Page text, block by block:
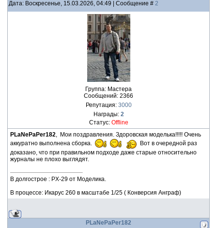
Дата: Воскресенье, 15.03.2026, 04:49 | Сообщение # 2
Группа: Мастера
Сообщений: 2366
Репутация: 3000
Награды: 2
Статус: Offline
PLaNePaPer182, Мои поздравления. Здоровская моделька!!!!! Очень
аккуратно выполнена сборка.
Вот в очередной раз
доказано, что при правильном подходе даже старые относительно
журналы не плохо выглядят.
В долгострое : PX-29 от Моделика.
В процессе: Икарус 260 в масштабе 1/25 ( Конверсия Анграф)
PLaNePaPer182